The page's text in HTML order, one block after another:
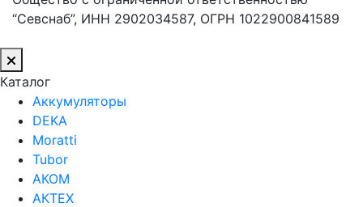
“Севснаб”, ИНН 2902034587, ОГРН 1022900841589
Каталог
Аккумуляторы
DEKA
Moratti
Tubor
АКОМ
АКТЕХ